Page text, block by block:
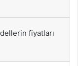
fiyatları